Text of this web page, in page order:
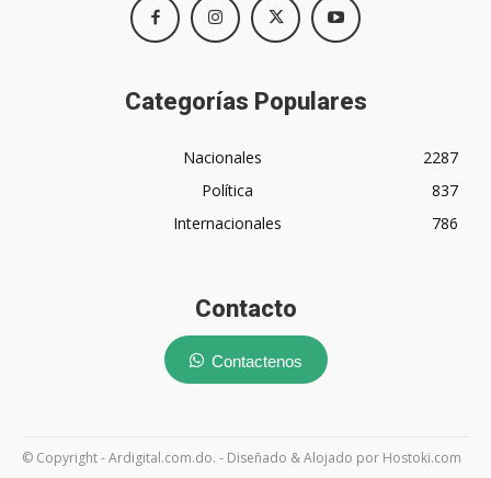
Categorías Populares
Nacionales
2287
Política
837
Internacionales
786
Contacto
Contactenos
© Copyright - Ardigital.com.do. - Diseñado & Alojado por Hostoki.com